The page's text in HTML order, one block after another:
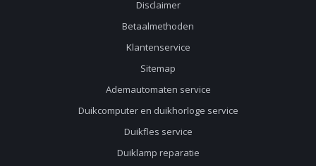
Disclaimer
Betaalmethoden
Klantenservice
Sitemap
Ademautomaten service
Duikcomputer en duikhorloge service
Duikfles service
Duiklamp reparatie